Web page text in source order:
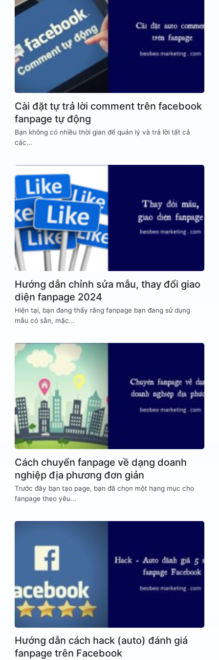
Cài đặt tự trả lời comment trên facebook
fanpage tự động
Bạn không có nhiều thời gian để quản lý và trả lời tất cả
các...
Hướng dẫn chỉnh sửa mẫu, thay đổi giao
diện fanpage 2024
Hiện tại, bạn đang thấy rằng fanpage bạn đang sử dụng
mẫu có sẵn, mặc...
Cách chuyển fanpage về dạng doanh
nghiệp địa phương đơn giản
Trước đây bạn tạo page, bạn đã chọn một hạng mục cho
fanpage theo yêu...
Hướng dẫn cách hack (auto) đánh giá
fanpage trên Facebook